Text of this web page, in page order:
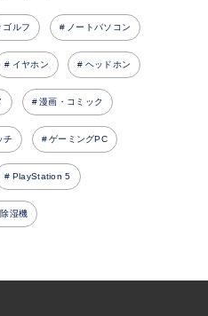
ゴルフ ノートパソコン
イヤホン ヘッドホン
漫画・コミック
チ ゲーミングPC
PlayStation 5
除湿機